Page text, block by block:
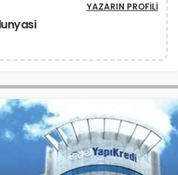
YAZARIN PROFILI